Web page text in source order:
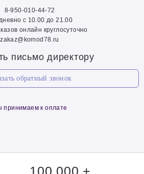
8-950-010-44-72
с 10.00 до 21.00
онлайн круглосуточно
zakaz@komod78.ru
письмо директору
обратный звонок
принимаем к оплате
100 000 +